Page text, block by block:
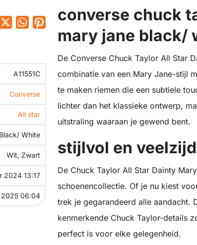
A11551C
Converse
All star
Black/ White
Wit, Zwart
2024 13:17
06:04
converse chuck
mary jane black/
De Converse Chuck Taylor All Star
combinatie van een Mary Jane-stijl
te maken riemen die een subtiele
lichter dan het klassieke ontwerp,
uitstraling waaraan je gewend bent.
stijlvol en
De Chuck Taylor All Star Dainty
schoenencollectie. Of je nu kiest
trek je gegarandeerd alle aandacht.
kenmerkende Chuck Taylor-details
perfect is voor elke gelegenheid.